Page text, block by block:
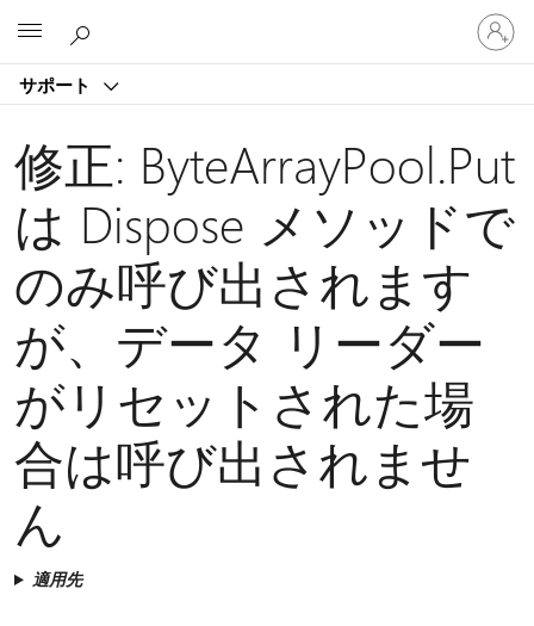
サポート
ア
カ
ウ
サ
イ
ン
イ
修正: ByteArrayPool.Put
は Dispose メソッドで
のみ呼び出されます
が、データ リーダー
がリセットされた場
合は呼び出されませ
ん
適用先